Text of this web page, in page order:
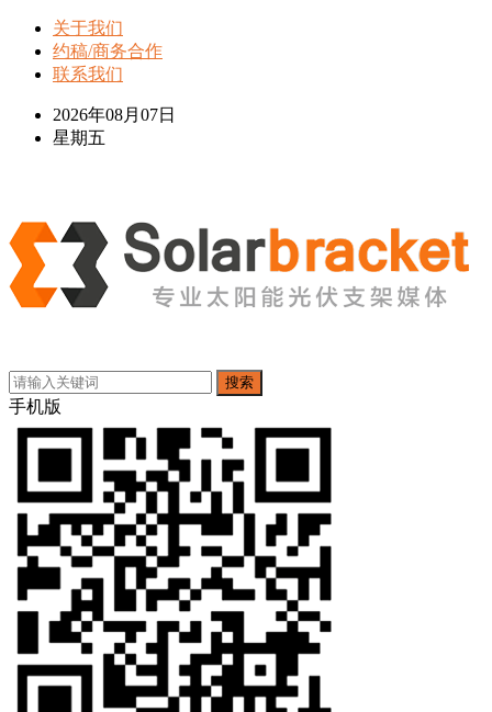
关于我们
约稿/商务合作
联系我们
2026年08月07日
星期五
搜索
手机版